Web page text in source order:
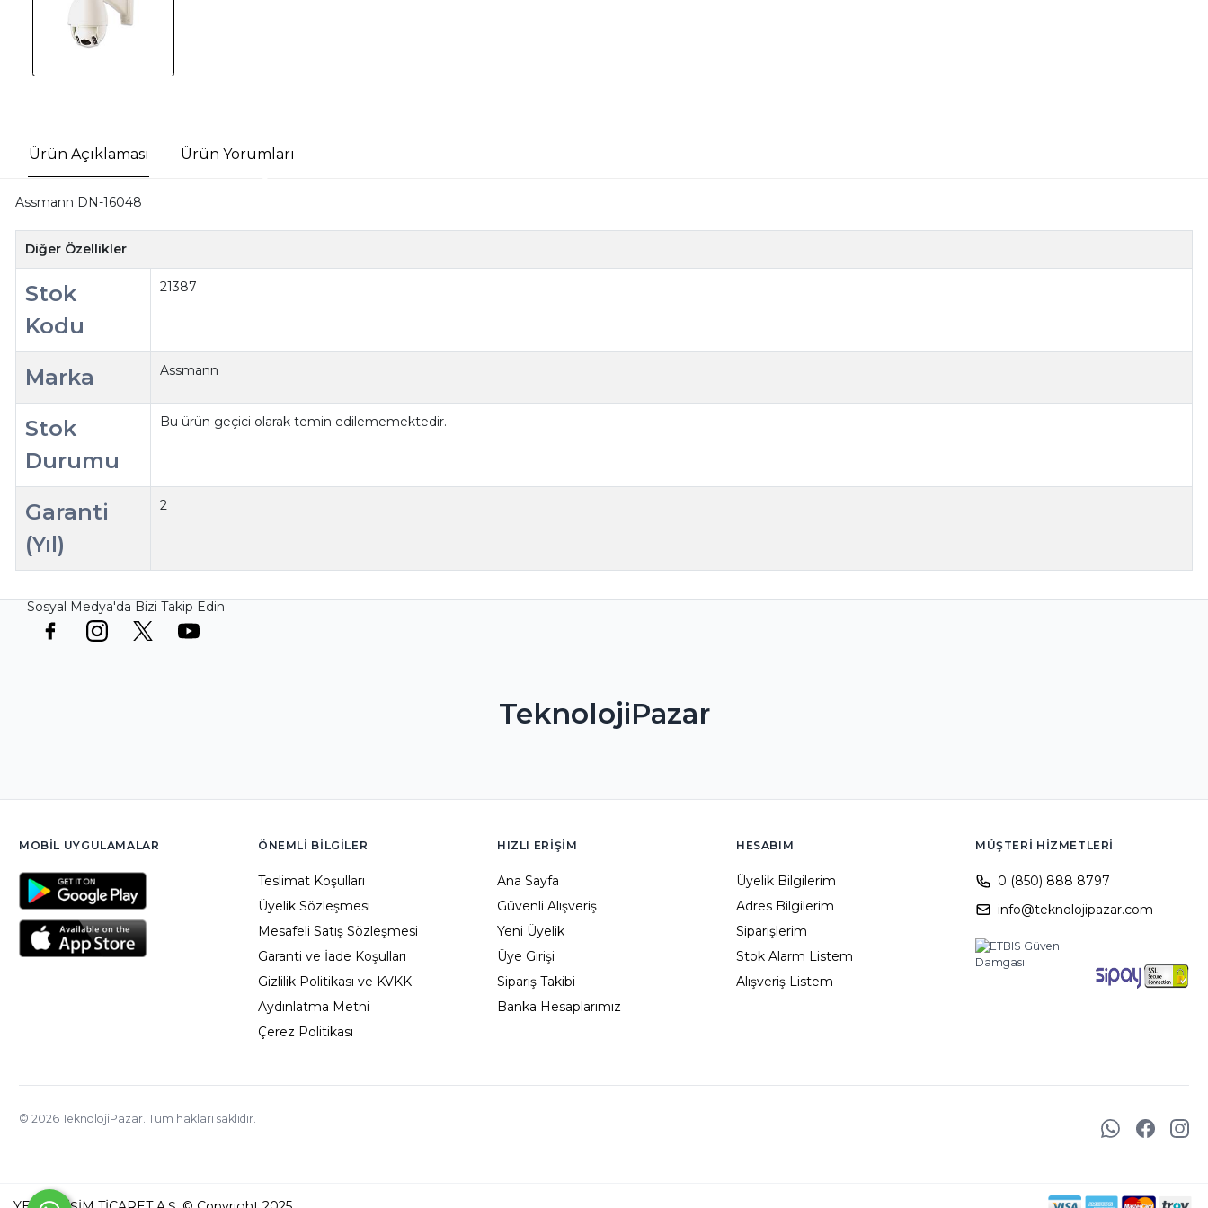
Ürün Açıklaması Ürün Yorumları
Assmann DN-16048
Diğer Özellikler
Stok
Kodu
21387
Marka Assmann
Stok
Durumu
Bu ürün geçici olarak temin edilememektedir.
Garanti
(Yıl)
2
Sosyal Medya'da Bizi Takip Edin
TeknolojiPazar
MOBIL UYGULAMALAR ÖNEMLI BILGILER
Teslimat Koşulları
Üyelik Sözleşmesi
Mesafeli Satış Sözleşmesi
Garanti ve İade Koşulları
Gizlilik Politikası ve KVKK
Aydınlatma Metni
Çerez Politikası
HIZLI ERIŞIM
Ana Sayfa
Güvenli Alışveriş
Yeni Üyelik
Üye Girişi
Sipariş Takibi
Banka Hesaplarımız
HESABIM
Üyelik Bilgilerim
Adres Bilgilerim
Siparişlerim
Stok Alarm Listem
Alışveriş Listem
MÜŞTERI HIZMETLERI
0 (850) 888 8797
info@teknolojipazar.com
© 2026 TeknolojiPazar. Tüm hakları saklıdır.